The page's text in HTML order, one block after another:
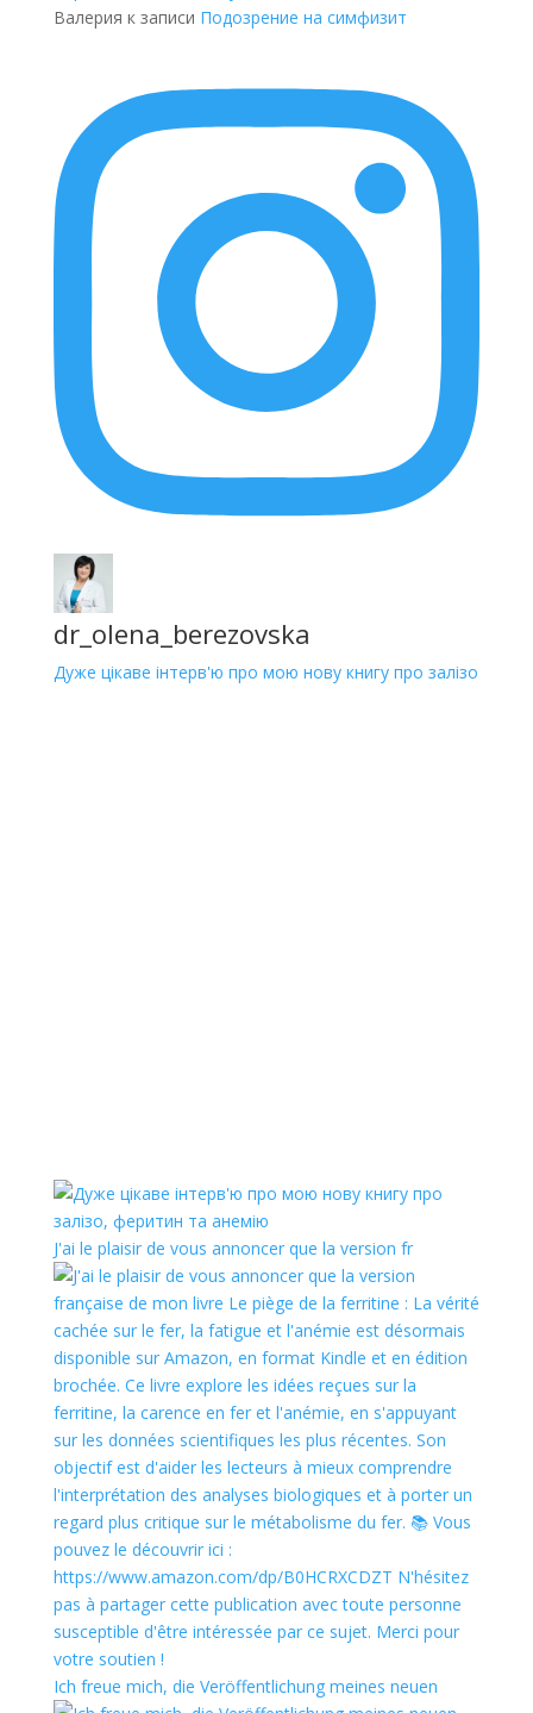
Валерия к записи Подозрение на симфизит
dr_olena_berezovska
Дуже цікаве інтерв'ю про мою нову книгу про залізо
J'ai le plaisir de vous annoncer que la version fr
Ich freue mich, die Veröffentlichung meines neuen